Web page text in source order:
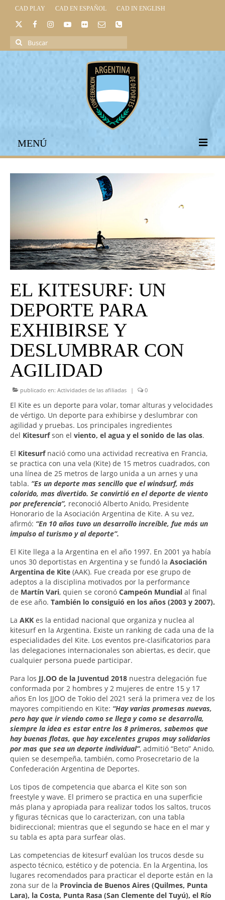
CAD PLAY CAD EN ESPAÑOL CAD IN ENGLISH
Buscar
por:
MENÚ
INICIO
INSTITUCIONAL
UNIVERSO CAD
NOTICIAS
CAD MEDIA
CAD FEDERAL
EL KITESURF: UN
DEPORTE PARA
EXHIBIRSE Y
DESLUMBRAR CON
AGILIDAD
publicado en: Actividades de las afiliadas | 0
El Kite es un deporte para volar, tomar alturas y velocidades
de vértigo. Un deporte para exhibirse y deslumbrar con
agilidad y pruebas. Los principales ingredientes
del Kitesurfson el viento, el agua y el sonido de las olas.
El Kitesurfnació como una actividad recreativa en Francia,
se practica con una vela (Kite) de 15 metros cuadrados, con
una línea de 25 metros de largo unida a un arnes y una
tabla. “Es un deporte mas sencillo que el windsurf, más
colorido, mas divertido. Se convirtió en el deporte de viento
por preferencia”, reconoció Alberto Anido, Presidente
Honorario de la Asociación Argentina de Kite. A su vez,
afirmó: “En 10 años tuvo un desarrollo increíble, fue más un
impulso al turismo y al deporte”.
El Kite llega a la Argentina en el año 1997. En 2001 ya había
unos 30 deportistas en Argentina y se fundó la Asociación
Argentina de Kite (AAK). Fue creada por ese grupo de
adeptos a la disciplina motivados por la performance
de Martín Vari, quien se coronó Campeón Mundial al final
de ese año. También lo consiguió en los años (2003 y 2007).
La AKK es la entidad nacional que organiza y nuclea al
kitesurf en la Argentina. Existe un ranking de cada una de la
especialidades del Kite. Los eventos pre-clasificatorios para
las delegaciones internacionales son abiertas, es decir, que
cualquier persona puede participar.
Para los JJ.OO de la Juventud 2018 nuestra delegación fue
conformada por 2 hombres y 2 mujeres de entre 15 y 17
años En los JJOO de Tokio del 2021 será la primera vez de los
mayores compitiendo en Kite: “Hay varias promesas nuevas,
pero hay que ir viendo como se llega y como se desarrolla,
siempre la idea es estar entre los 8 primeros, sabemos que
hay buenas flotas, que hay excelentes grupos muy solidarios
por mas que sea un deporte individual”, admitió “Beto” Anido,
quien se desempeña, también, como Prosecretario de la
Confederación Argentina de Deportes.
Los tipos de competencia que abarca el Kite son son
freestyle y wave. El primero se practica en una superficie
más plana y apropiada para realizar todos los saltos, trucos
y figuras técnicas que lo caracterizan, con una tabla
bidireccional; mientras que el segundo se hace en el mar y
su tabla es apta para surfear olas.
Las competencias de kitesurf evalúan los trucos desde su
aspecto técnico, estético y de potencia. En la Argentina, los
lugares recomendados para practicar el deporte están en la
zona sur de la Provincia de Buenos Aires (Quilmes, Punta
Lara), la Costa, Punta Rasa (San Clemente del Tuyú), el Río